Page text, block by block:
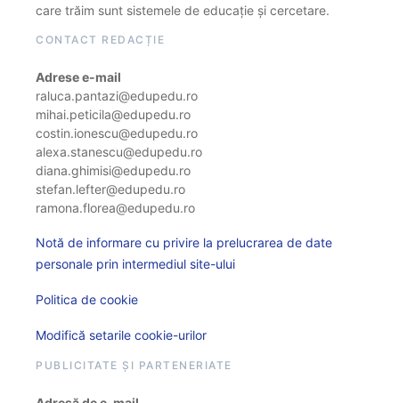
care trăim sunt sistemele de educație și cercetare.
CONTACT REDACȚIE
Adrese e-mail
raluca.pantazi@edupedu.ro
mihai.peticila@edupedu.ro
costin.ionescu@edupedu.ro
alexa.stanescu@edupedu.ro
diana.ghimisi@edupedu.ro
stefan.lefter@edupedu.ro
ramona.florea@edupedu.ro
Notă de informare cu privire la prelucrarea de date
personale prin intermediul site-ului
Politica de cookie
Modifică setarile cookie-urilor
PUBLICITATE ȘI PARTENERIATE